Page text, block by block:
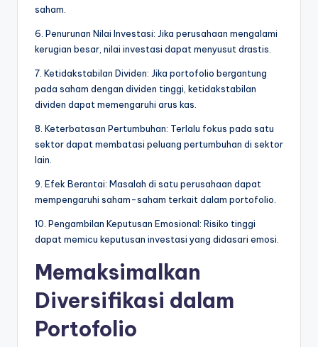
saham.
6. Penurunan Nilai Investasi: Jika perusahaan mengalami
kerugian besar, nilai investasi dapat menyusut drastis.
7. Ketidakstabilan Dividen: Jika portofolio bergantung
pada saham dengan dividen tinggi, ketidakstabilan
dividen dapat memengaruhi arus kas.
8. Keterbatasan Pertumbuhan: Terlalu fokus pada satu
sektor dapat membatasi peluang pertumbuhan di sektor
lain.
9. Efek Berantai: Masalah di satu perusahaan dapat
mempengaruhi saham-saham terkait dalam portofolio.
10. Pengambilan Keputusan Emosional: Risiko tinggi
dapat memicu keputusan investasi yang didasari emosi.
Memaksimalkan
Diversifikasi dalam
Portofolio